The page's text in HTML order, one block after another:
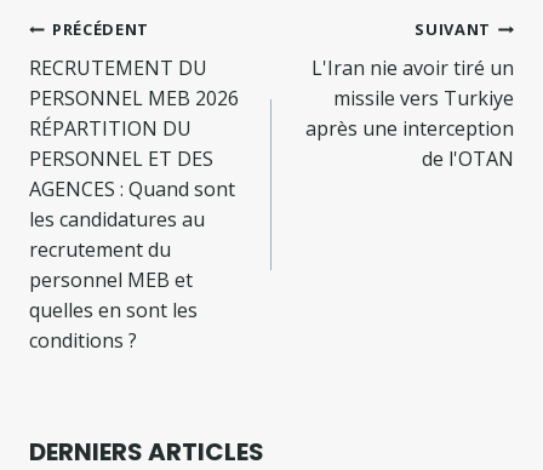
Navigation
de
l’article
PRÉCÉDENT
RECRUTEMENT DU
PERSONNEL MEB 2026
RÉPARTITION DU
PERSONNEL ET DES
AGENCES : Quand sont
les candidatures au
recrutement du
personnel MEB et
quelles en sont les
conditions ?
SUIVANT
L'Iran nie avoir tiré un
missile vers Turkiye
après une interception
de l'OTAN
DERNIERS ARTICLES